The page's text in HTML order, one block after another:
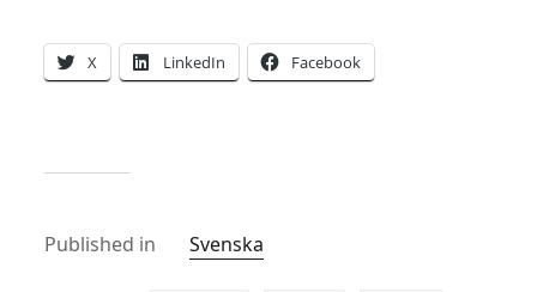
X LinkedIn Facebook
Published in Svenska